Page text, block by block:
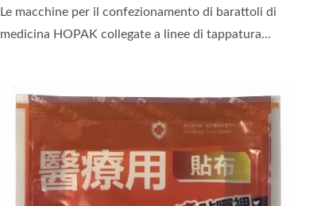
Le macchine per il confezionamento di barattoli di
medicina HOPAK collegate a linee di tappatura...